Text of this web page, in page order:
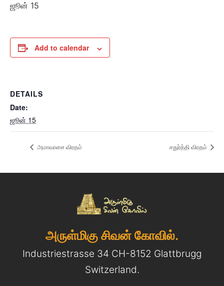
ஜூன் 15
Add to calendar
DETAILS
Date:
ஜூன் 15
அமாவாசை விரதம் சதுர்த்தி விரதம்
அருள்மிகு சிவன் கோவில்.
Industriestrasse 34 CH-8152 Glattbrugg
Switzerland.